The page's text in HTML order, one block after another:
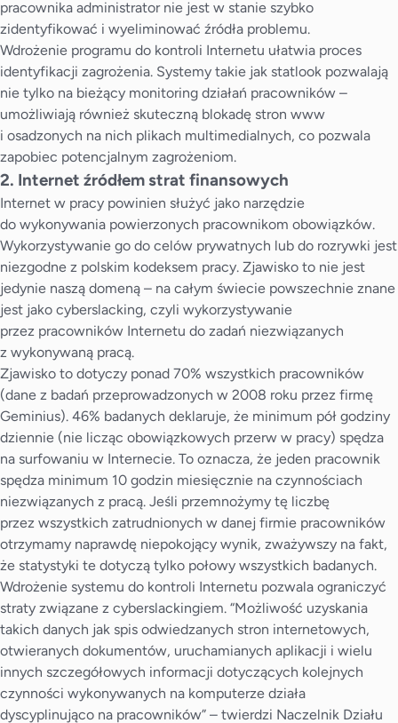
pracownika administrator nie jest w stanie szybko
zidentyfikować i wyeliminować źródła problemu.
Wdrożenie programu do kontroli Internetu ułatwia proces
identyfikacji zagrożenia. Systemy takie jak statlook pozwalają
nie tylko na bieżący monitoring działań pracowników –
umożliwiają również skuteczną blokadę stron www
i osadzonych na nich plikach multimedialnych, co pozwala
zapobiec potencjalnym zagrożeniom.
2. Internet źródłem strat finansowych
Internet w pracy powinien służyć jako narzędzie
do wykonywania powierzonych pracownikom obowiązków.
Wykorzystywanie go do celów prywatnych lub do rozrywki jest
niezgodne z polskim kodeksem pracy. Zjawisko to nie jest
jedynie naszą domeną – na całym świecie powszechnie znane
jest jako cyberslacking, czyli wykorzystywanie
przez pracowników Internetu do zadań niezwiązanych
z wykonywaną pracą.
Zjawisko to dotyczy ponad 70% wszystkich pracowników
(dane z badań przeprowadzonych w 2008 roku przez firmę
Geminius). 46% badanych deklaruje, że minimum pół godziny
dziennie (nie licząc obowiązkowych przerw w pracy) spędza
na surfowaniu w Internecie. To oznacza, że jeden pracownik
spędza minimum 10 godzin miesięcznie na czynnościach
niezwiązanych z pracą. Jeśli przemnożymy tę liczbę
przez wszystkich zatrudnionych w danej firmie pracowników
otrzymamy naprawdę niepokojący wynik, zważywszy na fakt,
że statystyki te dotyczą tylko połowy wszystkich badanych.
Wdrożenie systemu do kontroli Internetu pozwala ograniczyć
straty związane z cyberslackingiem. “Możliwość uzyskania
takich danych jak spis odwiedzanych stron internetowych,
otwieranych dokumentów, uruchamianych aplikacji i wielu
innych szczegółowych informacji dotyczących kolejnych
czynności wykonywanych na komputerze działa
dyscyplinująco na pracowników” – twierdzi Naczelnik Działu